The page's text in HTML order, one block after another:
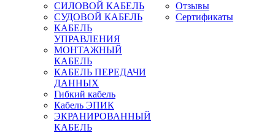
СИЛОВОЙ КАБЕЛЬ
СУДОВОЙ КАБЕЛЬ
КАБЕЛЬ
УПРАВЛЕНИЯ
МОНТАЖНЫЙ
КАБЕЛЬ
КАБЕЛЬ ПЕРЕДАЧИ
ДАННЫХ
Гибкий кабель
Кабель ЭПИК
ЭКРАНИРОВАННЫЙ
КАБЕЛЬ
Отзывы
Сертификаты